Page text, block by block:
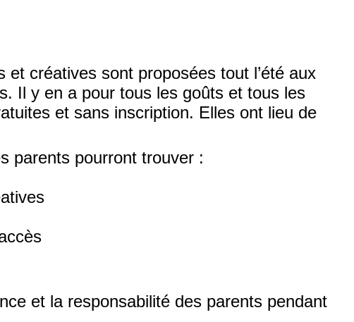
créatives sont proposées tout l’été aux
Il y en a pour tous les goûts et tous les
et sans inscription. Elles ont lieu de
parents pourront trouver :
et la responsabilité des parents pendant